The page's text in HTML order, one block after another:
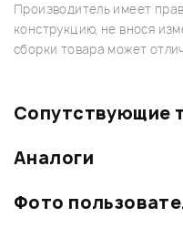
Производитель имеет
конструкцию, не внося
сборки товара может
Сопутствующие
Аналоги
Фото